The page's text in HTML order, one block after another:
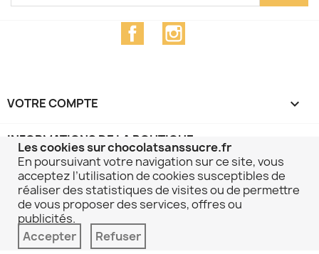
Facebook
VOTRE COMPTE 
INFORMATIONS DE LA BOUTIQUE
PLUS D'INFORMATIONS
Boutique chocolatsanssucre.fr, votre partenaire pour
des produits sans sucre ajouté de qualité - © 2016-
2026
Les cookies sur chocolatsanssucre.fr
En poursuivant votre navigation sur ce site, vous
acceptez l’utilisation de cookies susceptibles de
réaliser des statistiques de visites ou de permettre
de vous proposer des services, offres ou
publicités.
Accepter
Refuser